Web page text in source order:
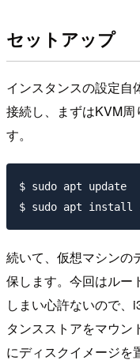
セットアップ
インスタンスの設定自
接続し、まずはKVM周
す。
$ sudo apt update
続いて、仮想マシンの
保します。今回はルー
しまい心許ないので、
タンスストアをマウン
にディスクイメージを